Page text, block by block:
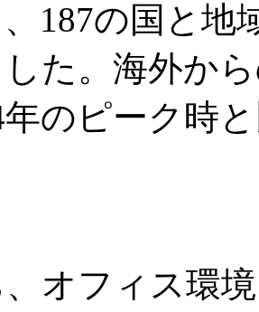
187の国と地
た。海外か
年のピーク時
オフィス環